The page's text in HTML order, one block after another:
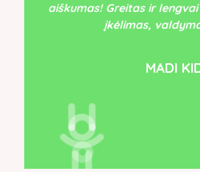
aiškumas! Greitas ir
įkėlimas,
MADI